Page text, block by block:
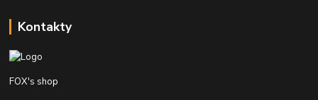
Kontakty
FOX's shop